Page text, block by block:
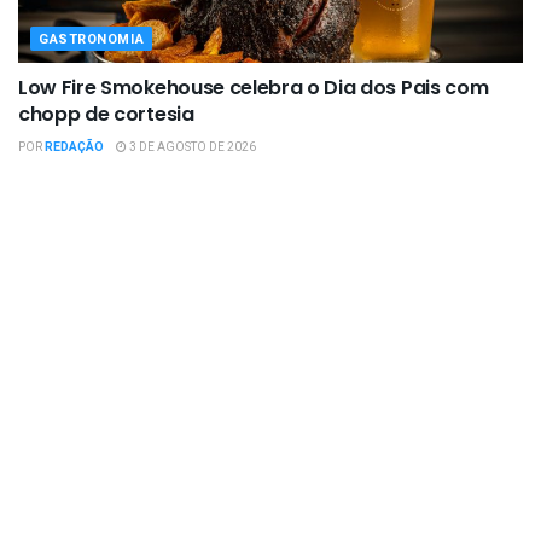
GASTRONOMIA
Low Fire Smokehouse celebra o Dia dos Pais com
chopp de cortesia
PORREDAÇÃO 3 DE AGOSTO DE 2026